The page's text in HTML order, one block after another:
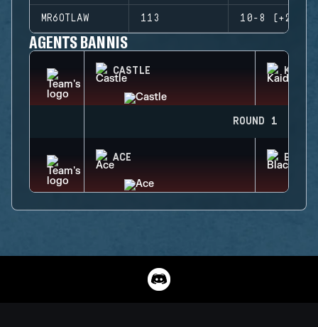
MR6OTLAW 113 10-8 (+2)
AGENTS BANNIS
CASTLE KAID
ROUND 1
ACE